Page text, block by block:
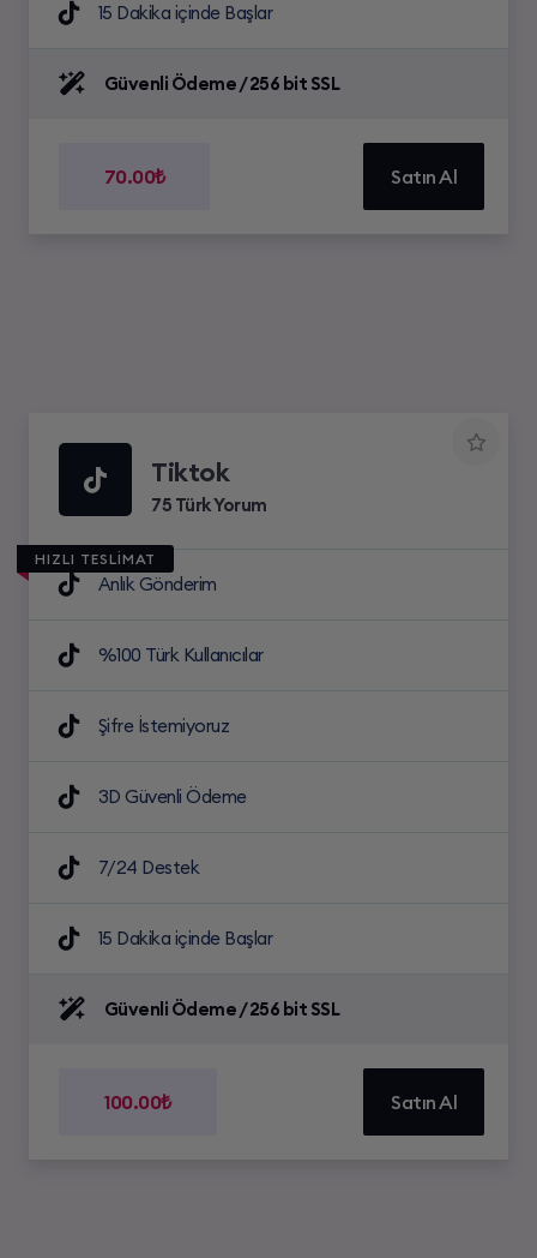
15 Dakika içinde Başlar
Güvenli Ödeme / 256 bit SSL
70.00₺ Satın Al
Tiktok
75 Türk Yorum
HIZLI TESLİMAT
Anlık Gönderim
%100 Türk Kullanıcılar
Şifre İstemiyoruz
3D Güvenli Ödeme
7/24 Destek
15 Dakika içinde Başlar
Güvenli Ödeme / 256 bit SSL
100.00₺ Satın Al